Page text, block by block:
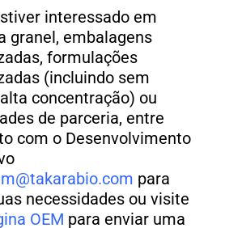
interessado em
granel, embalagens
formulações
(incluindo sem
concentração) ou
de parceria, entre
com o Desenvolvimento
para
necessidades ou visite
OEM para enviar uma